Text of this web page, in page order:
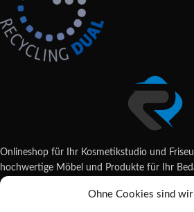
Ohne Cookies sind wir
Onlineshop für Ihr Kosmetikstudio und
hochwertige Möbel und Produkte für Ihr
Wildsachsener Str. 6, 65207 Wiesbaden